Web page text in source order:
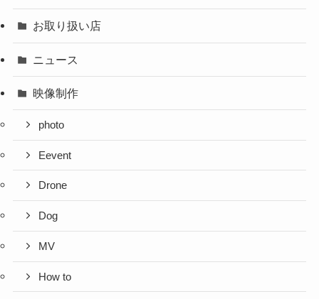
お取り扱い店
ニュース
映像制作
photo
Eevent
Drone
Dog
MV
How to